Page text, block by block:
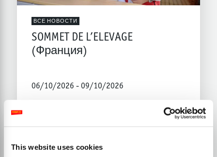
This website uses cookies
ВСЕ НОВОСТИ
SOMMET DE L’ELEVAGE
(Франция)
06/10/2026 - 09/10/2026